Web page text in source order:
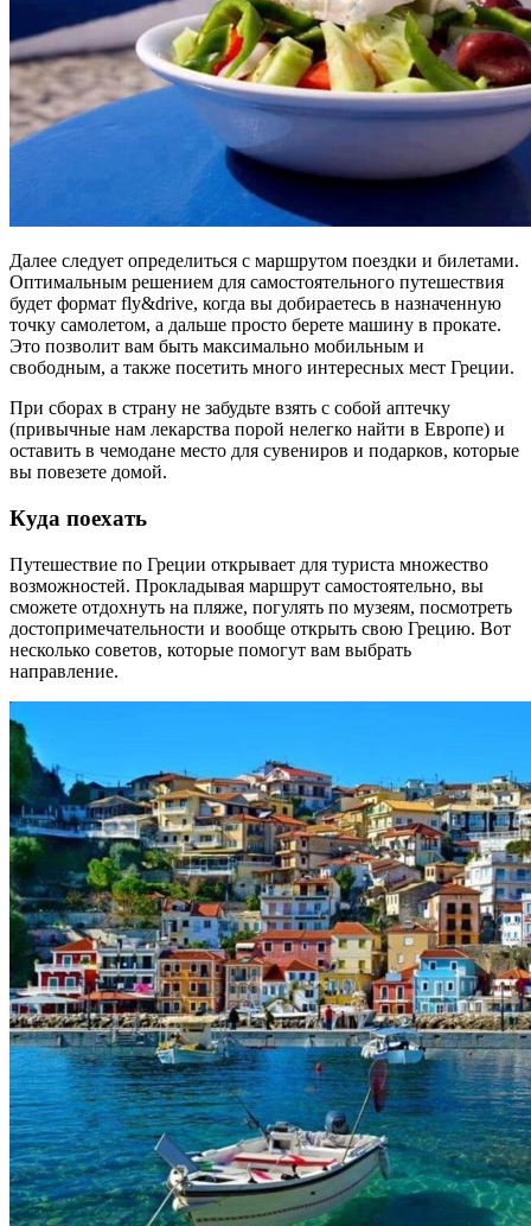
Далее следует определиться с маршрутом поездки и билетами.
Оптимальным решением для самостоятельного путешествия
будет формат fly&drive, когда вы добираетесь в назначенную
точку самолетом, а дальше просто берете машину в прокате.
Это позволит вам быть максимально мобильным и
свободным, а также посетить много интересных мест Греции.
При сборах в страну не забудьте взять с собой аптечку
(привычные нам лекарства порой нелегко найти в Европе) и
оставить в чемодане место для сувениров и подарков, которые
вы повезете домой.
Куда поехать
Путешествие по Греции открывает для туриста множество
возможностей. Прокладывая маршрут самостоятельно, вы
сможете отдохнуть на пляже, погулять по музеям, посмотреть
достопримечательности и вообще открыть свою Грецию. Вот
несколько советов, которые помогут вам выбрать
направление.